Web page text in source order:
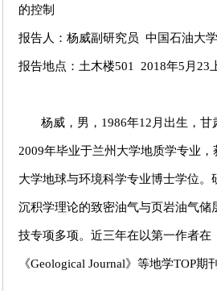
的控制
报告人：杨威副研究员 中国石油大
报告地点：土木楼501 2018年5月23
杨威，男，1986年12月出生，甘
2009年毕业于兰州大学地质学专业
大学地球与环境科学专业博士学位
沉积学理论的致密油气与页岩油气
技专项多项。近三年在以第一作者在
《Geological Journal》等地学TOP期